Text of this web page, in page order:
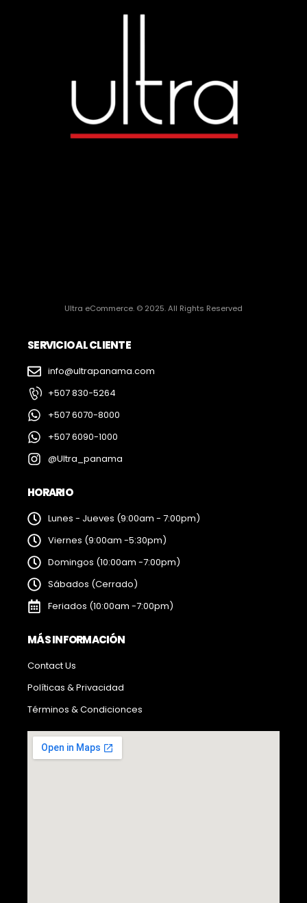
Ultra eCommerce. © 2025. All Rights Reserved
SERVICIO AL CLIENTE
info@ultrapanama.com
+507 830-5264
+507 6070-8000
+507 6090-1000
@Ultra_panama
HORARIO
Lunes - Jueves (9:00am - 7:00pm)
Viernes (9:00am -5:30pm)
Domingos (10:00am -7:00pm)
Sábados (Cerrado)
Feriados (10:00am -7:00pm)
MÁS INFORMACIÓN
Contact Us
Políticas & Privacidad
Términos & Condicionces